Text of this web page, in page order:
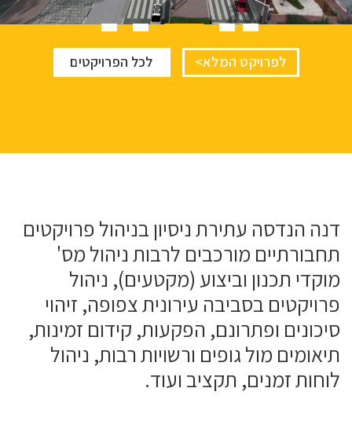
לפרויקט המלא> לכל הפרויקטים
לפרויקט המלא> לכל הפרויקטים
לפרויקט המלא>
לכל הפרויקטים
לפרויקט המלא> לכל הפרויקטים
1
2
4
5
דנה הנדסה עתירת ניסיון בניהול פרויקטים
תחבורתיים מורכבים לרבות ניהול מס'
מוקדי תכנון וביצוע (מקטעים), ניהול
פרויקטים בסביבה עירונית צפופה, זיהוי
סיכונים ופתרונם, הפקעות, קידום זמינות,
תיאומים מול גופים ורשויות רבות, ניהול
לוחות זמנים, תקציב ועוד.